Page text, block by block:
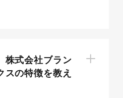
を高める運用のコ
株式会社ブラン
スの特徴を教え